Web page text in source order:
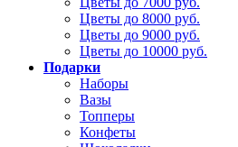
Цветы до 8000 руб.
Цветы до 9000 руб.
Цветы до 10000 руб.
Подарки
Наборы
Вазы
Топперы
Конфеты